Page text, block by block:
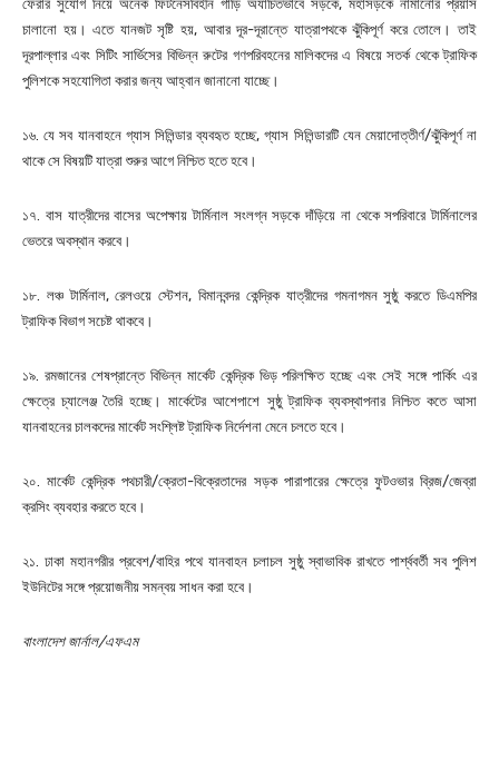
ফেরার সুযোগ নিয়ে অনেক ফিটনেসবিহীন গাড়ি অযাচিতভাবে সড়কে, মহাসড়কে নামানোর প্রয়াস
চালানো হয়। এতে যানজট সৃষ্টি হয়, আবার দূর-দূরান্তে যাত্রাপথকে ঝুঁকিপূর্ণ করে তোলে। তাই
দূরপাল্লার এবং সিটিং সার্ভিসের বিভিন্ন রুটের গণপরিবহনের মালিকদের এ বিষয়ে সতর্ক থেকে ট্রাফিক
পুলিশকে সহযোগিতা করার জন্য আহ্বান জানানো যাচ্ছে।
১৬. যে সব যানবাহনে গ্যাস সিলিন্ডার ব্যবহৃত হচ্ছে, গ্যাস সিলিন্ডারটি যেন মেয়াদোত্তীর্ণ/ঝুঁকিপূর্ণ না
থাকে সে বিষয়টি যাত্রা শুরুর আগে নিশ্চিত হতে হবে।
১৭. বাস যাত্রীদের বাসের অপেক্ষায় টার্মিনাল সংলগ্ন সড়কে দাঁড়িয়ে না থেকে সপরিবারে টার্মিনালের
ভেতরে অবস্থান করবে।
১৮. লঞ্চ টার্মিনাল, রেলওয়ে স্টেশন, বিমানবন্দর কেন্দ্রিক যাত্রীদের গমনাগমন সুষ্ঠু করতে ডিএমপির
ট্রাফিক বিভাগ সচেষ্ট থাকবে।
১৯. রমজানের শেষপ্রান্তে বিভিন্ন মার্কেট কেন্দ্রিক ভিড় পরিলক্ষিত হচ্ছে এবং সেই সঙ্গে পার্কিং এর
ক্ষেত্রে চ্যালেঞ্জ তৈরি হচ্ছে। মার্কেটের আশেপাশে সুষ্ঠু ট্রাফিক ব্যবস্থাপনার নিশ্চিত কতে আসা
যানবাহনের চালকদের মার্কেট সংশ্লিষ্ট ট্রাফিক নির্দেশনা মেনে চলতে হবে।
২০. মার্কেট কেন্দ্রিক পথচারী/ক্রেতা-বিক্রেতাদের সড়ক পারাপারের ক্ষেত্রে ফুটওভার ব্রিজ/জেব্রা
ক্রসিং ব্যবহার করতে হবে।
২১. ঢাকা মহানগরীর প্রবেশ/বাহির পথে যানবাহন চলাচল সুষ্ঠু স্বাভাবিক রাখতে পার্শ্ববর্তী সব পুলিশ
ইউনিটের সঙ্গে প্রয়োজনীয় সমন্বয় সাধন করা হবে।
বাংলাদেশ জার্নাল/এফএম